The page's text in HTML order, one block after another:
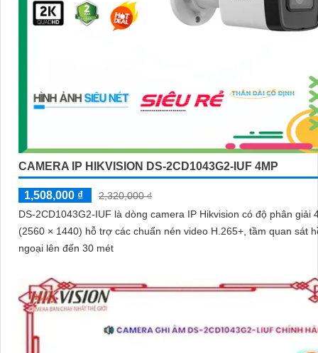
CAMERA IP HIKVISION DS-2CD1043G2-IUF 4MP
1,508,000 ₫
2,320,000 ₫
DS-2CD1043G2-IUF là dòng camera IP Hikvision có độ phân giải
(2560 × 1440) hỗ trợ các chuẩn nén video H.265+, tầm quan sát
ngoại lên đến 30 mét